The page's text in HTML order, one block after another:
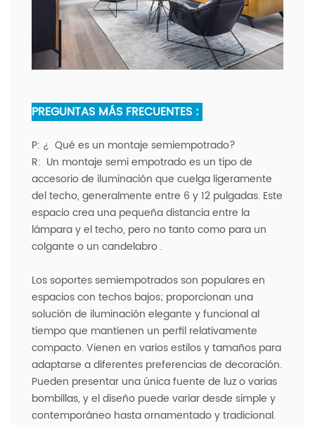
PREGUNTAS MÁS FRECUENTES :
P: ¿ Qué es un montaje semiempotrado?
R: Un montaje semi empotrado es un tipo de
accesorio de iluminación que cuelga ligeramente
del techo, generalmente entre 6 y 12 pulgadas. Este
espacio crea una pequeña distancia entre la
lámpara y el techo, pero no tanto como para un
colgante o un candelabro .
Los soportes semiempotrados son populares en
espacios con techos bajos; proporcionan una
solución de iluminación elegante y funcional al
tiempo que mantienen un perfil relativamente
compacto. Vienen en varios estilos y tamaños para
adaptarse a diferentes preferencias de decoración.
Pueden presentar una única fuente de luz o varias
bombillas, y el diseño puede variar desde simple y
contemporáneo hasta ornamentado y tradicional.